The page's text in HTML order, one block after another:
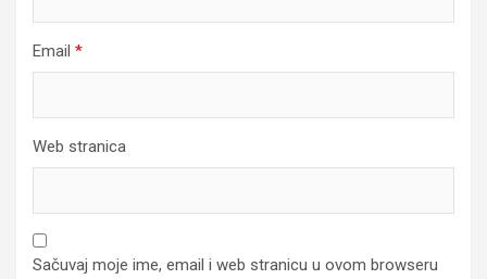
Email *
Web stranica
Sačuvaj moje ime, email i web stranicu u ovom browseru